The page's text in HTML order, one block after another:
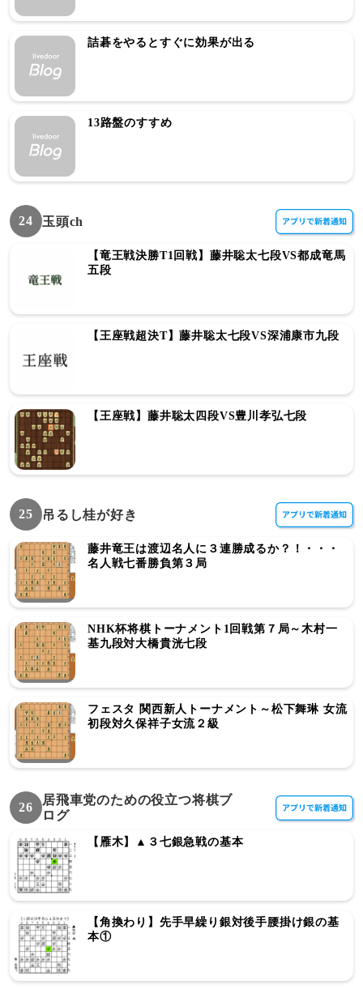
詰碁をやるとすぐに効果が出る
13路盤のすすめ
24 玉頭ch
【竜王戦決勝T1回戦】藤井聡太七段VS都成竜馬
五段
【王座戦超決T】藤井聡太七段VS深浦康市九段
【王座戦】藤井聡太四段VS豊川孝弘七段
25 吊るし桂が好き
藤井竜王は渡辺名人に３連勝成るか？！・・・
名人戦七番勝負第３局
NHK杯将棋トーナメント1回戦第７局～木村一
基九段対大橋貴洸七段
フェスタ 関西新人トーナメント～松下舞琳 女流
初段対久保祥子女流２級
26
居飛車党のための役立つ将棋ブ
ログ
【雁木】▲３七銀急戦の基本
【角換わり】先手早繰り銀対後手腰掛け銀の基
本①